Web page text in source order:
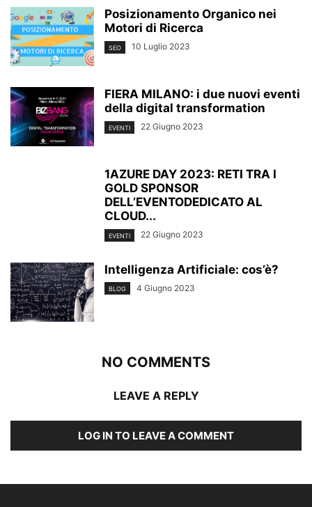
Posizionamento Organico nei
Motori di Ricerca
SEO 10 Luglio 2023
FIERA MILANO: i due nuovi eventi
della digital transformation
EVENTI 22 Giugno 2023
1AZURE DAY 2023: RETI TRA I
GOLD SPONSOR
DELL’EVENTODEDICATO AL
CLOUD...
EVENTI 22 Giugno 2023
Intelligenza Artificiale: cos’è?
BLOG 4 Giugno 2023
NO COMMENTS
LEAVE A REPLY
LOG IN TO LEAVE A COMMENT